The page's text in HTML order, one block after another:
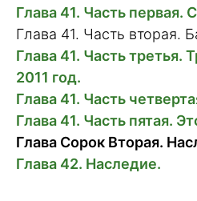
Глава 41. Часть первая.
Глава 41. Часть вторая.
Глава 41. Часть третья.
2011 год.
Глава 41. Часть
Глава 41. Часть пятая.
Глава Сорок Вторая.
Глава 42. Наследие.